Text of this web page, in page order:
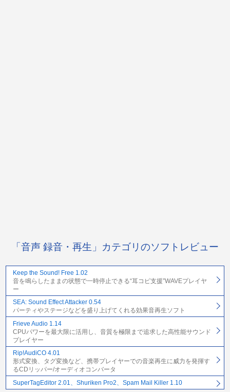
「音声 録音・再生」カテゴリのソフトレビュー
Keep the Sound! Free 1.02
音を鳴らしたままの状態で一時停止できる“耳コピ支援”WAVEプレイヤ
ー
SEA: Sound Effect Attacker 0.54
パーティやステージなどを盛り上げてくれる効果音再生ソフト
Frieve Audio 1.14
CPUパワーを最大限に活用し、音質を極限まで追求した高性能サウンド
プレイヤー
Rip!AudiCO 4.01
形式変換、タグ変換など、携帯プレイヤーでの音楽再生に威力を発揮す
るCDリッパー/オーディオコンバータ
SuperTagEditor 2.01、Shuriken Pro2、Spam Mail Killer 1.10